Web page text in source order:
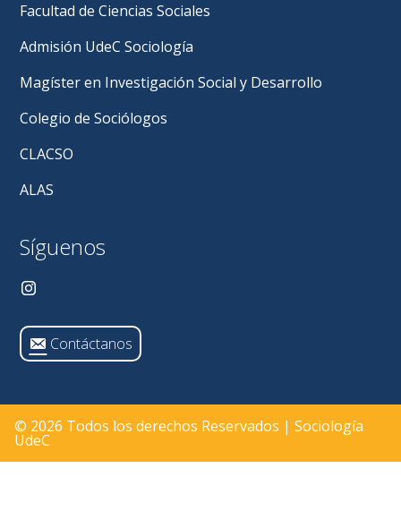
Facultad de Ciencias Sociales
Admisión UdeC Sociología
Magíster en Investigación Social y Desarrollo
Colegio de Sociólogos
CLACSO
ALAS
Síguenos
Contáctanos
© 2026 Todos los derechos Reservados | Sociología
UdeC